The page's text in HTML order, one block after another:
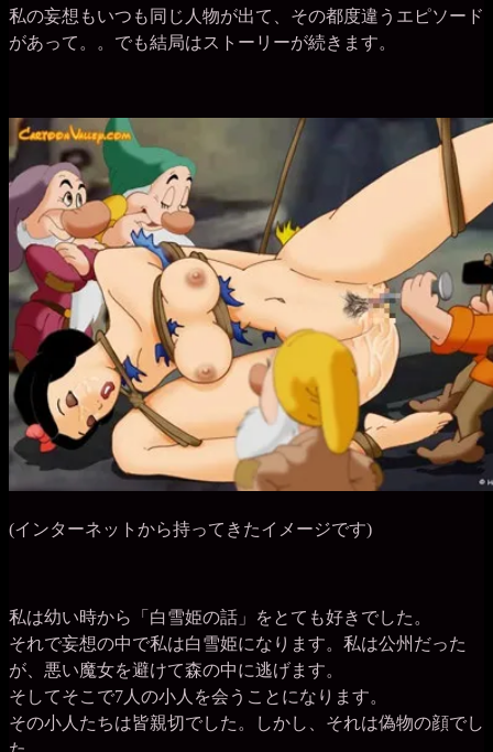
私の妄想もいつも同じ人物が出て、その都度違うエピソード
があって。。でも結局はストーリーが続きます。
(インターネットから持ってきたイメージです)
私は幼い時から「白雪姫の話」をとても好きでした。
それで妄想の中で私は白雪姫になります。私は公州だった
が、悪い魔女を避けて森の中に逃げます。
そしてそこで7人の小人を会うことになります。
その小人たちは皆親切でした。しかし、それは偽物の顔でし